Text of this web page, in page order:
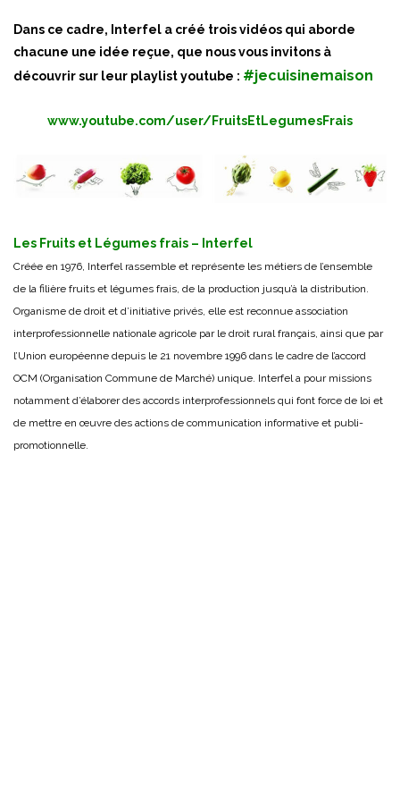
Dans ce cadre, Interfel a créé trois vidéos qui aborde
chacune une idée reçue, que nous vous invitons à
découvrir sur leur playlist youtube : #jecuisinemaison
www.youtube.com/user/FruitsEtLegumesFrais
Les Fruits et Légumes frais – Interfel
Créée en 1976, Interfel rassemble et représente les métiers de l’ensemble
de la filière fruits et légumes frais, de la production jusqu’à la distribution.
Organisme de droit et d’initiative privés, elle est reconnue association
interprofessionnelle nationale agricole par le droit rural français, ainsi que par
l’Union européenne depuis le 21 novembre 1996 dans le cadre de l’accord
OCM (Organisation Commune de Marché) unique. Interfel a pour missions
notamment d’élaborer des accords interprofessionnels qui font force de loi et
de mettre en œuvre des actions de communication informative et publi-
promotionnelle.